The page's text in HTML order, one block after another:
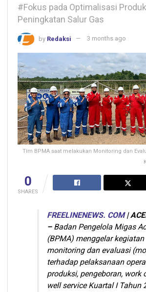
#Fokus pada Optimalisasi
Peningkatan Salur Gas
by Redaksi 3 months ago
Tim BPMA saat melakukan Monitoring dan
0
SHARES
FREELINENEWS. COM|
–Badan Pengelola Migas
(BPMA) menggelar kegiatan
monitoring dan evaluasi
terhadap pelaksanaan
produksi, pengeboran, work
well service Kuartal I Tahun